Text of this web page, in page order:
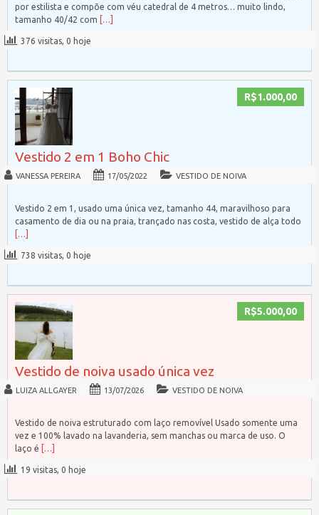
por estilista e compõe com véu catedral de 4 metros… muito lindo,
tamanho 40/42 com
[…]
376 visitas, 0 hoje
R$1.000,00
Vestido 2 em 1 Boho Chic
VANESSA PEREIRA 17/05/2022 VESTIDO DE NOIVA
Vestido 2 em 1, usado uma única vez, tamanho 44, maravilhoso para
casamento de dia ou na praia, trançado nas costa, vestido de alça todo
[…]
738 visitas, 0 hoje
R$5.000,00
Vestido de noiva usado única vez
LUIZA ALLGAYER 13/07/2026 VESTIDO DE NOIVA
Vestido de noiva estruturado com laço removível Usado somente uma
vez e 100% lavado na lavanderia, sem manchas ou marca de uso. O
laço é
[…]
19 visitas, 0 hoje